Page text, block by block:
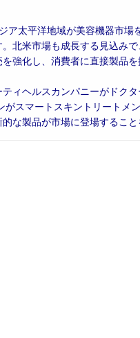
ア太平洋地域が美容機器市
北米市場も成長する見込み
強化し、消費者に直接製品
ィヘルスカンパニーがドク
がスマートスキントリートメ
な製品が市場に登場すること